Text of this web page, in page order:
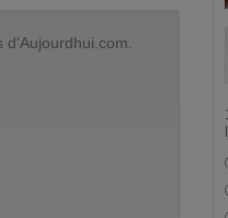
d'Aujourdhui.com.